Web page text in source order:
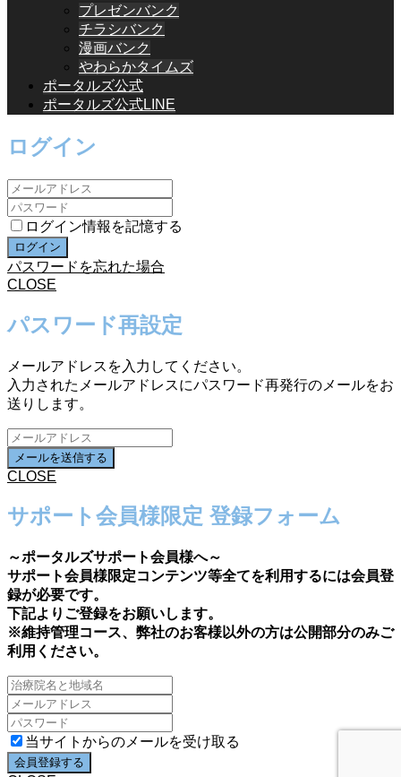
プレゼンバンク
チラシバンク
漫画バンク
やわらかタイムズ
ポータルズ公式
ポータルズ公式LINE
ログイン
ログイン情報を記憶する
パスワードを忘れた場合
CLOSE
パスワード再設定
メールアドレスを入力してください。
入力されたメールアドレスにパスワード再発行のメールをお
送りします。
CLOSE
サポート会員様限定 登録フォーム
～ポータルズサポート会員様へ～
サポート会員様限定コンテンツ等全てを利用するには会員登
録が必要です。
下記よりご登録をお願いします。
※維持管理コース、弊社のお客様以外の方は公開部分のみご
利用ください。
当サイトからのメールを受け取る